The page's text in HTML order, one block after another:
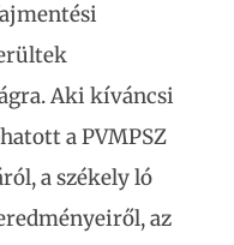
Aki kíváncsi
a PVMPSZ
a székely ló
az